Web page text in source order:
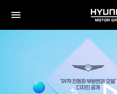
전체
MOTOR
GROUP